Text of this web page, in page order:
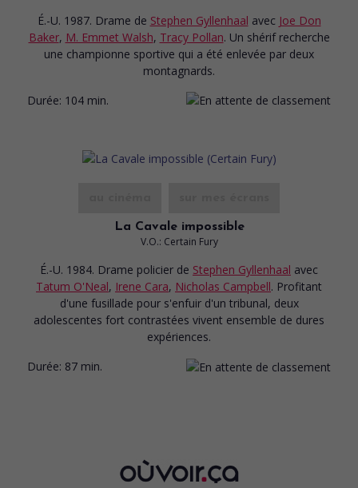
É.-U. 1987. Drame de Stephen Gyllenhaal avec Joe Don
Baker, M. Emmet Walsh, Tracy Pollan. Un shérif recherche
une championne sportive qui a été enlevée par deux
montagnards.
Durée: 104 min.
La Cavale impossible
V.O.: Certain Fury
É.-U. 1984. Drame policier de Stephen Gyllenhaal avec
Tatum O'Neal, Irene Cara, Nicholas Campbell. Profitant
d'une fusillade pour s'enfuir d'un tribunal, deux
adolescentes fort contrastées vivent ensemble de dures
expériences.
Durée: 87 min.